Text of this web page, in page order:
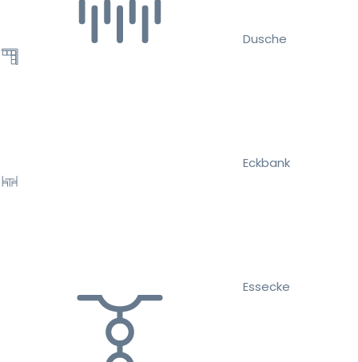
Dusche
Eckbank
Essecke